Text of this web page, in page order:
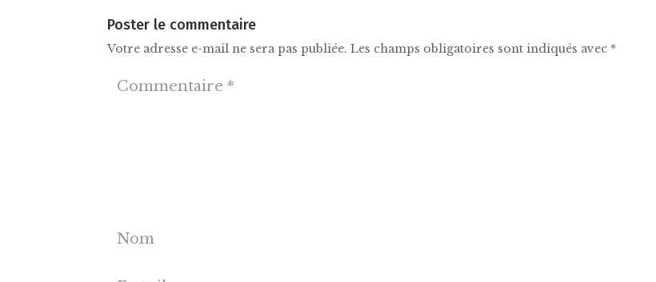
Poster le commentaire
Votre adresse e-mail ne sera pas publiée. Les champs obligatoires sont indiqués avec *